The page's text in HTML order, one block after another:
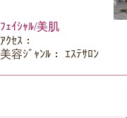
ﾌｪｲｼｬﾙ/美肌
ｱｸｾｽ：
美容ｼﾞｬﾝﾙ： ｴｽﾃｻﾛﾝ